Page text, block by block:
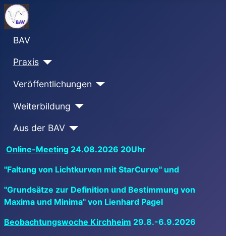
BAV
Praxis
Veröffentlichungen
Weiterbildung
Aus der BAV
Online-Meeting 24.08.2026 20Uhr
"Faltung von Lichtkurven mit StarCurve" und
"Grundsätze zur Definition und Bestimmung von
Maxima und Minima" von Lienhard Pagel
Beobachtungswoche Kirchheim 29.8.-6.9.2026